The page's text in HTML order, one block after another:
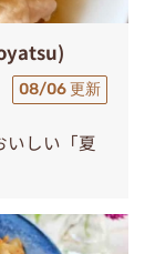
08/06 更新
いしい「夏